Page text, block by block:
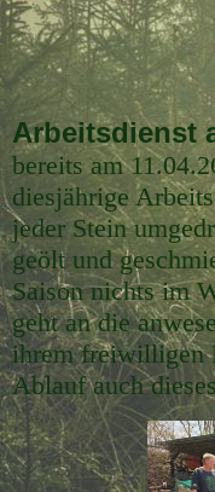
Arbeitsdienst
bereits am
diesjährige
jeder Stein
geölt und
Saison nichts im
geht an die
ihrem freiwilligen
Ablauf auch